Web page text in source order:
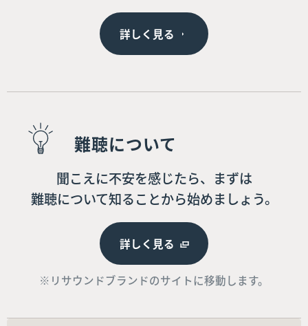
詳しく見る
難聴について
聞こえに不安を感じたら、まずは
難聴について知ることから始めましょう。
詳しく見る
※リサウンドブランドのサイトに移動します。